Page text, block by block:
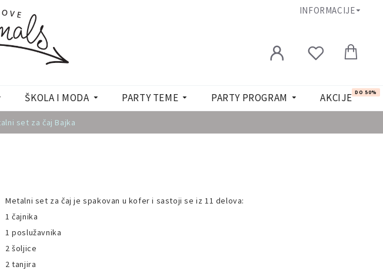
INFORMACIJE
ŠKOLA I MODA PARTY TEME PARTY PROGRAM AKCIJE DO 50%
set za čaj Bajka
Metalni set za čaj je spakovan u kofer i sastoji se iz 11 delova:
1 čajnika
1 poslužavnika
2 šoljice
2 tanjira